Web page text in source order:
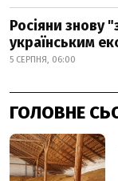
Росіяни знову
українським
5 СЕРПНЯ, 06:00
ГОЛОВНЕ